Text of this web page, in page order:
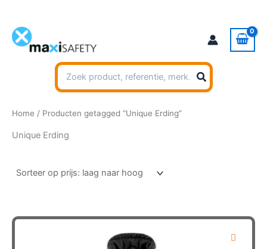
inhoud
Zoeken
naar:
Home / Producten getagged “Unique Erding”
Unique Erding